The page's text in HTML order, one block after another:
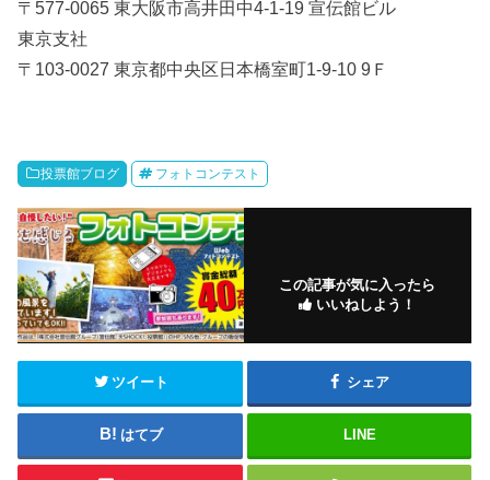
〒577-0065 東大阪市高井田中4-1-19 宣伝館ビル
東京支社
〒103-0027 東京都中央区日本橋室町1-9-10 9Ｆ
投票館ブログ フォトコンテスト
この記事が気に入ったら
いいねしよう！
ツイート シェア
はてブ LINE